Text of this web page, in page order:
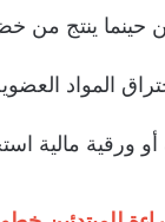
حينما ينتج من
المواد
ورقية مالية